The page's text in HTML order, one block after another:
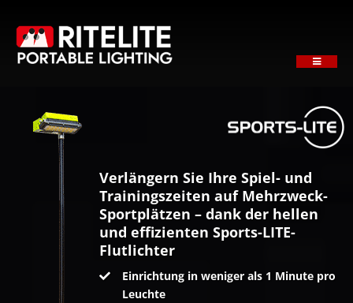
content
Toggle
ÜBER UNS
PRODUKTE
ANWENDUNGEN
NACHRICHTEN
Verlängern Sie Ihre Spiel- und
Trainingszeiten auf Mehrzweck-
Sportplätzen – dank der hellen
und effizienten Sports-LITE-
Flutlichter
Einrichtung in weniger als 1 Minute pro
Leuchte